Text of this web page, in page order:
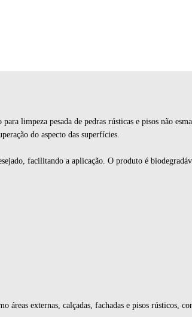
limpeza pesada de pedras rústicas e pisos não
do aspecto das superfícies.
facilitando a aplicação. O produto é
áreas externas, calçadas, fachadas e pisos rústicos,